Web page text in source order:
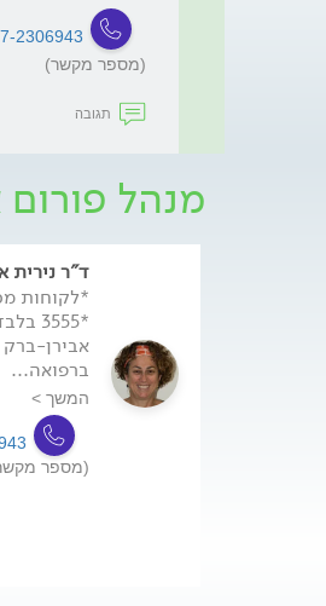
2306943
(מספר מקשר)
תגובה
מנהל פורום
ד"ר נירית
*לקוחות
אבירן-
ברפואה...
המשך >
(מספר